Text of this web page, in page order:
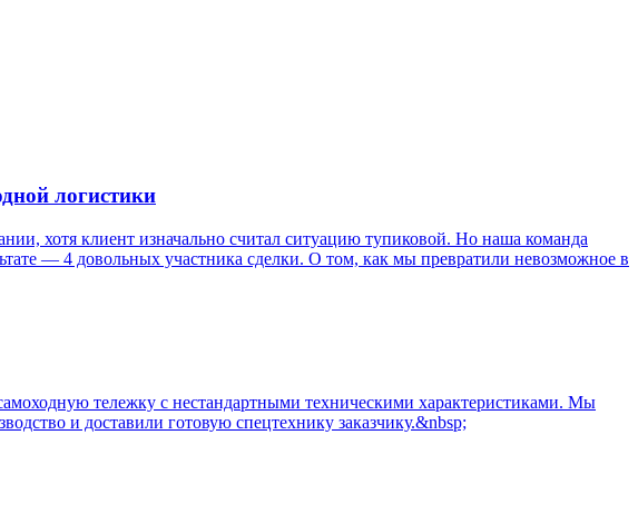
логистики
хотя клиент изначально считал ситуацию тупиковой. Но наша команда
— 4 довольных участника сделки. О том, как мы превратили невозможное в
тележку с нестандартными техническими характеристиками. Мы
и доставили готовую спецтехнику заказчику.&nbsp;